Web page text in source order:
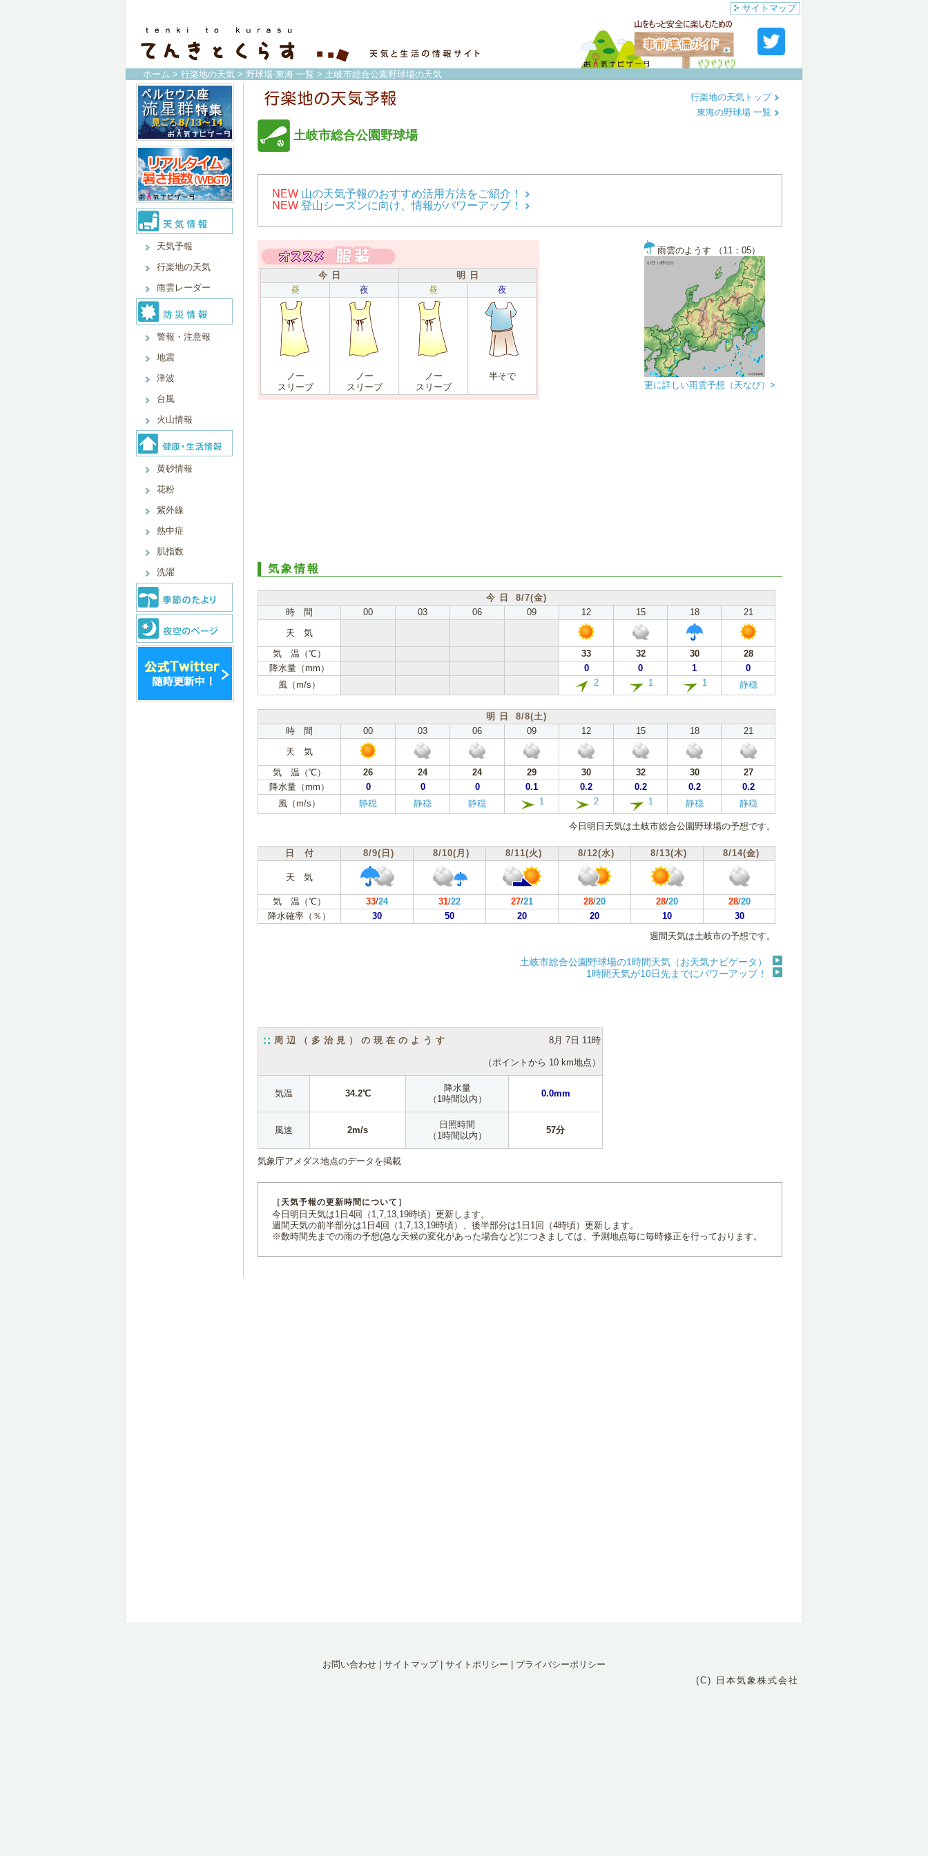
サイトマップ
ホーム > 行楽地の天気 > 野球場-東海 一覧 > 土岐市総合公園野球場の天気
天気予報
行楽地の天気
雨雲レーダー
警報・注意報
地震
津波
台風
火山情報
黄砂情報
花粉
紫外線
熱中症
肌指数
洗濯
土岐市総合公園野球場
行楽地の天気トップ
東海の野球場 一覧
NEW 山の天気予報のおすすめ活用方法をご紹介！
NEW 登山シーズンに向け、情報がパワーアップ！
今 日
明 日
昼
夜 昼 夜
ノー
スリーブ
ノー
スリーブ
ノー
スリーブ
半そで
雨雲のようす （11：05）
更に詳しい雨雲予想（天なび）>
気象情報
今 日 8/7(金)
時 間
00 03 06 09 12 15 18
21
天 気
気 温（℃）
33 32 30
28
降水量（mm）
0 0 1
0
風（m/s）
2 1 1 静穏
明 日 8/8(土)
時 間
00 03 06 09 12 15 18
21
天 気
気 温（℃）
26 24 24 29 30 32 30
27
降水量（mm）
0 0 0 0.1 0.2 0.2 0.2
0.2
風（m/s）
静穏 静穏 静穏 1 2 1 静穏 静穏
今日明日天気は土岐市総合公園野球場の予想です。
日 付 8/9(日) 8/10(月) 8/11(火) 8/12(水) 8/13(木) 8/14(金)
天 気
気 温（℃） 33/24 31/22 27/21 28/20 28/20 28/20
降水確率（％）
30 50 20 20 10
30
週間天気は土岐市の予想です。
土岐市総合公園野球場の1時間天気（お天気ナビゲータ）
1時間天気が10日先までにパワーアップ！
周辺（多治見）の現在のようす 8月 7日 11時
（ポイントから 10 km地点）
気温 34.2℃
降水量
（1時間以内）
0.0mm
風速 2m/s
日照時間
（1時間以内）
57分
気象庁アメダス地点のデータを掲載
［天気予報の更新時間について］
今日明日天気は1日4回（1,7,13,19時頃）更新します。
週間天気の前半部分は1日4回（1,7,13,19時頃）、後半部分は1日1回（4時頃）更新します。
※数時間先までの雨の予想(急な天候の変化があった場合など)につきましては、予測地点毎に毎時修正を行っております。
お問い合わせ サイトマップ| サイトポリシー
プライバシーポリシー
(C) 日本気象株式会社